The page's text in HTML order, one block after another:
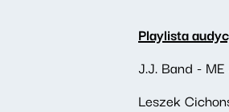
Playlista
J.J. Band -
Leszek